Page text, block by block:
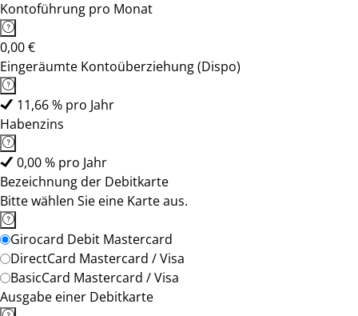
Kontoführung pro Monat
0,00 €
Eingeräumte Kontoüberziehung (Dispo)
11,66 % pro Jahr
Habenzins
0,00 % pro Jahr
Bezeichnung der Debitkarte
Bitte wählen Sie eine Karte aus.
Girocard Debit Mastercard
DirectCard Mastercard / Visa
BasicCard Mastercard / Visa
Ausgabe einer Debitkarte